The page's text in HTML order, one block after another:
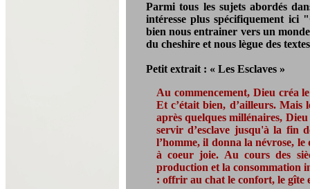
Parmi tous les sujets abordés
intéresse plus spécifiquement ici
bien nous entrainer vers un
du cheshire et nous lègue des
Petit extrait : « Les Esclaves »
Au commencement, Dieu créa
Et c’était bien, d’ailleurs.
après quelques millénaires,
servir d’esclave jusqu'à la fin
l’homme, il donna la névrose,
à coeur joie. Au cours des
production et la consommation
: offrir au chat le confort, le gîte